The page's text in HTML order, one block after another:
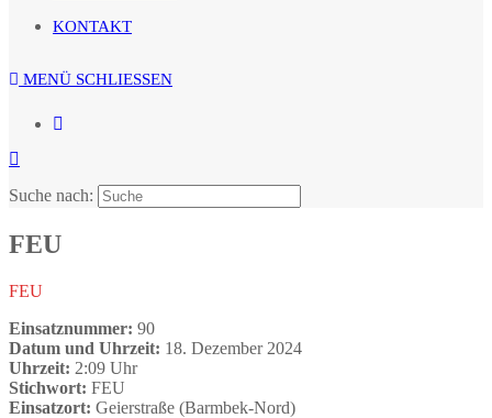
KONTAKT
MENÜ SCHLIESSEN
Suche nach:
FEU
FEU
Einsatznummer: 90
Datum und Uhrzeit: 18. Dezember 2024
Uhrzeit: 2:09 Uhr
Stichwort: FEU
Einsatzort: Geierstraße (Barmbek-Nord)